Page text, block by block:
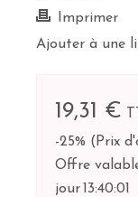
Imprimer
Ajouter à une
19,31 €
-25% ( Prix
Offre
jour 13:40:00